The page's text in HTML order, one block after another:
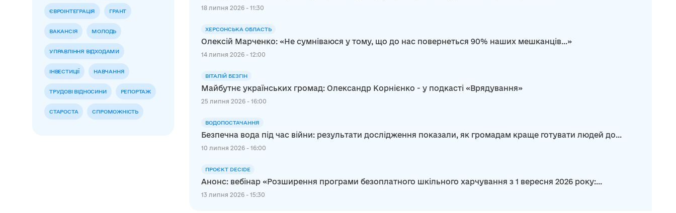
ЄВРОІНТЕГРАЦІЯ ГРАНТ
ВАКАНСІЯ МОЛОДЬ
УПРАВЛІННЯ ВІДХОДАМИ
ІНВЕСТИЦІЇ НАВЧАННЯ
ТРУДОВІ ВІДНОСИНИ РЕПОРТАЖ
СТАРОСТА СПРОМОЖНІСТЬ
18 липня 2026 - 11:30
ХЕРСОНСЬКА ОБЛАСТЬ
Олексій Марченко: «Не сумніваюся у тому, що до нас повернеться 90% наших мешканців…»
14 липня 2026 - 12:00
ВІТАЛІЙ БЕЗГІН
Майбутнє українських громад: Олександр Корнієнко - у подкасті «Врядування»
25 липня 2026 - 16:00
ВОДОПОСТАЧАННЯ
Безпечна вода під час війни: результати дослідження показали, як громадам краще готувати людей до...
10 липня 2026 - 16:00
ПРОЄКТ DECIDE
Анонс: вебінар «Розширення програми безоплатного шкільного харчування з 1 вересня 2026 року:...
13 липня 2026 - 15:30